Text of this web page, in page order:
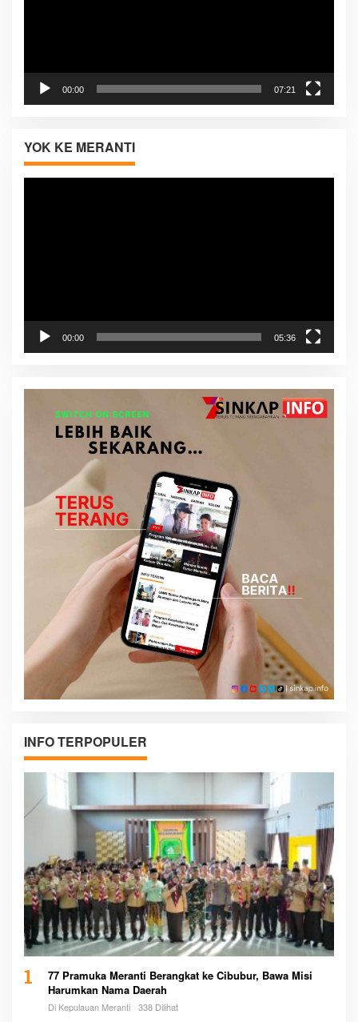
00:00 07:21
YOK KE MERANTI
00:00 05:36
INFO TERPOPULER
1
77 Pramuka Meranti Berangkat ke Cibubur, Bawa Misi
Harumkan Nama Daerah
Di Kepulauan Meranti 338 Dilihat